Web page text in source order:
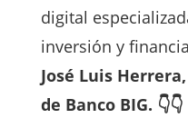
digital
inversión y
José Luis
de Banco BIG. 👇👇